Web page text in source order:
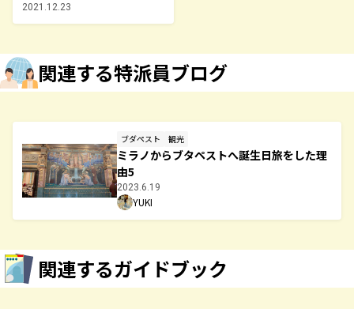
2021.12.23
関連する特派員ブログ
ブダペスト 観光
ミラノからブタペストへ誕生日旅をした理
由5
2023.6.19
YUKI
関連するガイドブック